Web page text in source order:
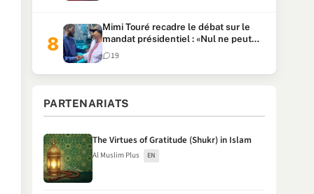
Mimi Touré recadre le débat sur le
mandat présidentiel : «Nul ne peut
faire plus de deux mandats
consécutifs de 5 ans»
19
PARTENARIATS
The Virtues of Gratitude (Shukr) in Islam
Al Muslim Plus EN